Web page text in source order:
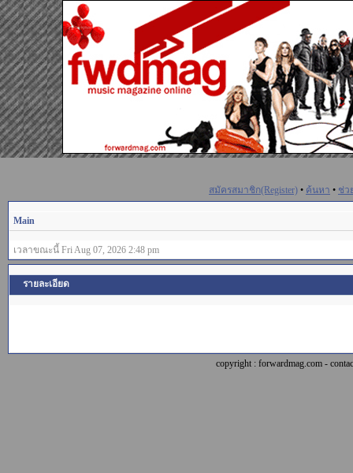
สมัครสมาชิก(Register) • ค้นหา • ช่ว
Main
เวลาขณะนี้ Fri Aug 07, 2026 2:48 pm
รายละเอียด
copyright : forwardmag.com -